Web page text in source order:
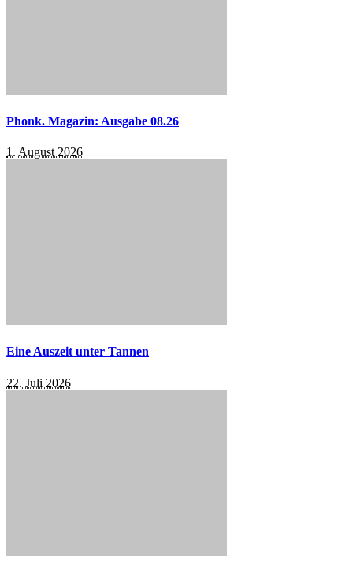
Phonk. Magazin: Ausgabe 08.26
1. August 2026
Eine Auszeit unter Tannen
22. Juli 2026